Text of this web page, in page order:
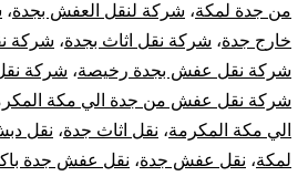
من جدة لمكة، شركة لنقل العفش بجدة،
خارج جدة، شركة نقل اثاث بجدة، شركة
شركة نقل عفش بجدة رخيصة، شركة
شركة نقل عفش من جدة الي مكة
الي مكة المكرمة، نقل اثاث جدة، نقل
لمكة، نقل عفش جدة، نقل عفش جدة